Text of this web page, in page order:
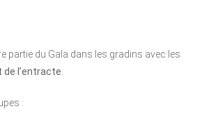
partie du Gala dans les gradins avec les
de l’entracte.
: